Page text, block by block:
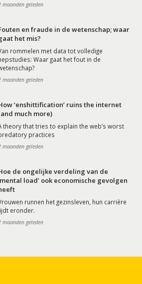
maanden geleden
en fraude in de wetenschap; waar
het mis?
rommelen met data tot volledige
Waar gaat het fout in de
maanden geleden
‘enshittification’ ruins the internet
much more)
theory that tries to explain the web’s worst
practices
maanden geleden
de ongelijke verdeling van de
load’ ook economische gevolgen
runnen het gezinsleven, hun carrière
eronder.
maanden geleden